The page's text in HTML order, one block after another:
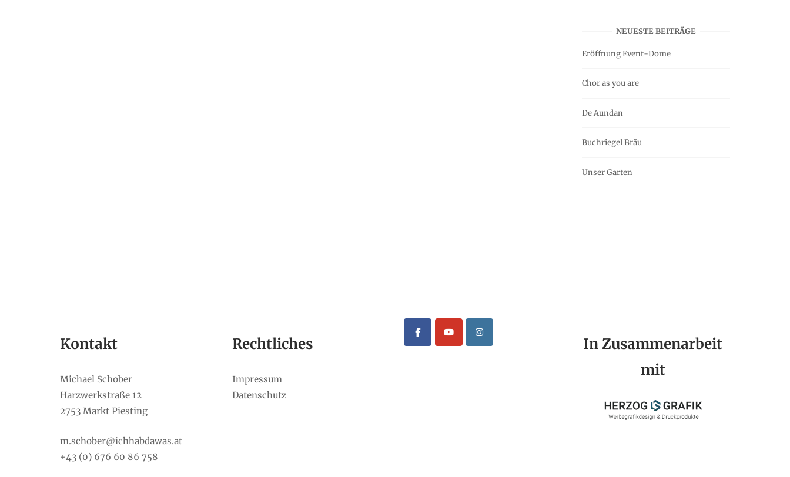
NEUESTE BEITRÄGE
Eröffnung Event-Dome
Chor as you are
De Aundan
Buchriegel Bräu
Unser Garten
Kontakt
Michael Schober
Harzwerkstraße 12
2753 Markt Piesting
m.schober@ichhabdawas.at
+43 (0) 676 60 86 758
Rechtliches
Impressum
Datenschutz
In Zusammenarbeit
mit